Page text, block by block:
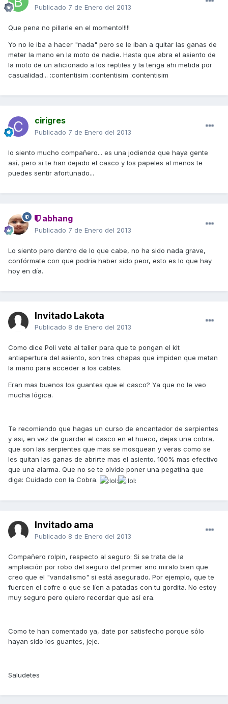
Publicado 7 de Enero del 2013
Que pena no pillarle en el momento!!!!!
Yo no le iba a hacer "nada" pero se le iban a quitar las ganas de
meter la mano en la moto de nadie. Hasta que abra el asiento de
la moto de un aficionado a los reptiles y la tenga ahi metida por
casualidad... :contentisim :contentisim :contentisim
cirigres
Publicado 7 de Enero del 2013
lo siento mucho compañero... es una jodienda que haya gente
así, pero si te han dejado el casco y los papeles al menos te
puedes sentir afortunado...
abhang
Publicado 7 de Enero del 2013
Lo siento pero dentro de lo que cabe, no ha sido nada grave,
confórmate con que podría haber sido peor, esto es lo que hay
hoy en día.
Invitado Lakota
Publicado 8 de Enero del 2013
Como dice Poli vete al taller para que te pongan el kit
antiapertura del asiento, son tres chapas que impiden que metan
la mano para acceder a los cables.
Eran mas buenos los guantes que el casco? Ya que no le veo
mucha lógica.
Te recomiendo que hagas un curso de encantador de serpientes
y asi, en vez de guardar el casco en el hueco, dejas una cobra,
que son las serpientes que mas se mosquean y veras como se
les quitan las ganas de abrirte mas el asiento. 100% mas efectivo
que una alarma. Que no se te olvide poner una pegatina que
diga: Cuidado con la Cobra.
Invitado ama
Publicado 8 de Enero del 2013
Compañero rolpin, respecto al seguro: Si se trata de la
ampliación por robo del seguro del primer año miralo bien que
creo que el "vandalismo" si está asegurado. Por ejemplo, que te
fuercen el cofre o que se líen a patadas con tu gordita. No estoy
muy seguro pero quiero recordar que así era.
Como te han comentado ya, date por satisfecho porque sólo
hayan sido los guantes, jeje.
Saludetes